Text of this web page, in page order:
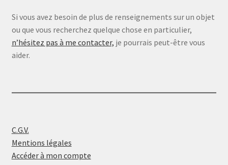
Si vous avez besoin de plus de renseignements sur un objet
ou que vous recherchez quelque chose en particulier,
n’hésitez pas à me contacter, je pourrais peut-être vous
aider.
C.G.V.
Mentions légales
Accéder à mon compte